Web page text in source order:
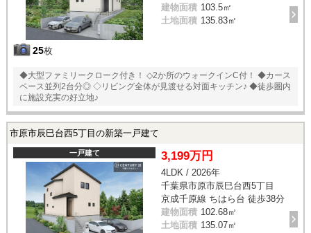
25枚
建物面積 103.5㎡
土地面積 135.83㎡
◆大型ファミリークローク付き！ ◇2か所のウォークインC付！ ◆カース
ペース並列2台分◎ ◇リビング全体が見渡せる対面キッチン♪ ◆徒歩圏内
に施設充実の好立地♪
市原市辰巳台西5丁目の新築一戸建て
一戸建て 3,199万円
4LDK / 2026年
千葉県市原市辰巳台西5丁目
京成千原線 ちはら台 徒歩38分
建物面積 102.68㎡
土地面積 135.07㎡